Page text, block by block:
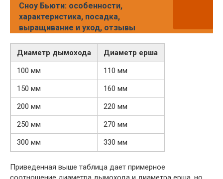
Сноу Бьюти: особенности,
характеристика, посадка,
выращивание и уход, отзывы
Диаметр дымохода
Диаметр ерша
100 мм
110 мм
150 мм
160 мм
200 мм
220 мм
250 мм
270 мм
300 мм
330 мм
Приведенная выше таблица дает примерное